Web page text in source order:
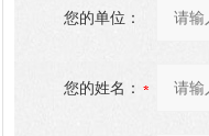
您的单位：
您的姓名：